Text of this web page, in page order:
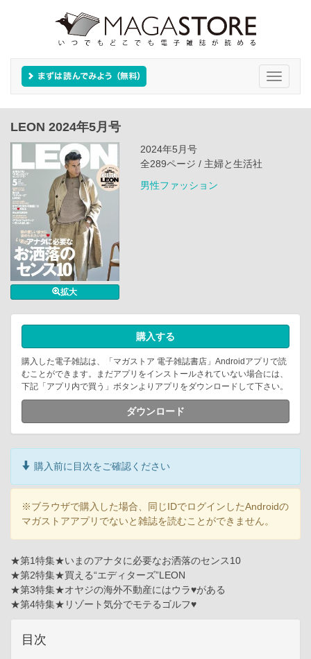
Toggle
LEON 2024年5月号
拡大
2024年5月号
全289ページ / 主婦と生活社
男性ファッション
購入する
購入した電子雑誌は、「マガストア 電子雑誌書店」Androidアプリで読
むことができます。まだアプリをインストールされていない場合には、
下記「アプリ内で買う」ボタンよりアプリをダウンロードして下さい。
ダウンロード
購入前に目次をご確認ください
※ブラウザで購入した場合、同じIDでログインしたAndroidの
マガストアアプリでないと雑誌を読むことができません。
★第1特集★いまのアナタに必要なお洒落のセンス10
★第2特集★買える“エディターズ”LEON
★第3特集★オヤジの海外不動産にはウラ♥がある
★第4特集★リゾート気分でモテるゴルフ♥
目次